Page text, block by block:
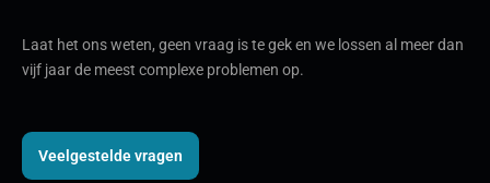
Laat het ons weten, geen vraag is te gek en we lossen al meer dan
vijf jaar de meest complexe problemen op.
Veelgestelde vragen